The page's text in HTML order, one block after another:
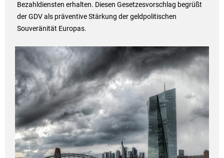
Bezahldiensten erhalten. Diesen Gesetzesvorschlag begrüßt
der GDV als präventive Stärkung der geldpolitischen
Souveränität Europas.